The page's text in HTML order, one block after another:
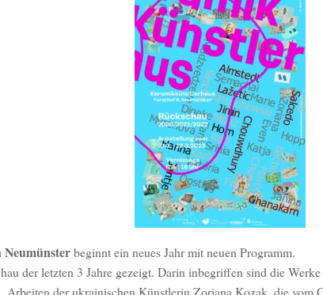
beginnt ein neues Jahr mit neuen Programm.
der letzten 3 Jahre gezeigt. Darin inbegriffen sind die
Arbeiten der ukrainischen Künstlerin Zoriana Kozak, die vom